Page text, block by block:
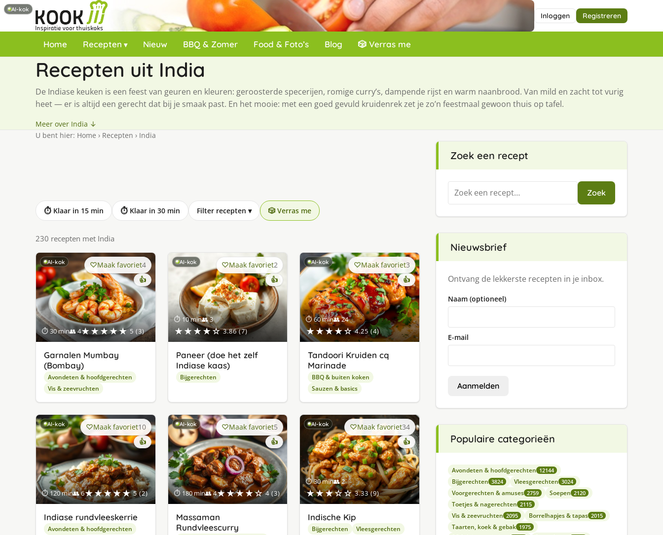
Inloggen Registreren
Home Recepten Nieuw BBQ & Zomer Food & Foto’s Blog 🎲 Verras me
Recepten uit India
De Indiase keuken is een feest van geuren en kleuren: geroosterde specerijen, romige curry’s, dampende rijst en warm naanbrood. Van mild en zacht tot vurig
heet — er is altijd een gerecht dat bij je smaak past. En het mooie: met een goed gevuld kruidenrek zet je zo’n feestmaal gewoon thuis op tafel.
Meer over India ↓
U bent hier: Home › Recepten › India
⏱ Klaar in 15 min ⏱ Klaar in 30 min Filter recepten ▾ 🎲 Verras me
230 recepten met India
AI-kok
⏱ 30 min👥 4★★★★★ 5 (3)
Maak favoriet4
👍
Garnalen Mumbay
(Bombay)
Avondeten & hoofdgerechten
Vis & zeevruchten
AI-kok
⏱ 10 min👥 3
★★★★☆ 3.86 (7)
Maak favoriet2
👍
Paneer (doe het zelf
Indiase kaas)
Bijgerechten
AI-kok
⏱ 60 min👥 24
★★★★☆ 4.25 (4)
Maak favoriet3
👍
Tandoori Kruiden cq
Marinade
BBQ & buiten koken
Sauzen & basics
AI-kok
⏱ 120 min👥 6★★★★★ 5 (2)
Maak favoriet10
👍
Indiase rundvleeskerrie
Avondeten & hoofdgerechten
AI-kok
⏱ 180 min👥 4★★★★☆ 4 (3)
Maak favoriet5
👍
Massaman
Rundvleescurry
AI-kok
⏱ 30 min👥 2
★★★☆☆ 3.33 (9)
Maak favoriet34
👍
Indische Kip
Bijgerechten Vleesgerechten
Zoek een recept
Zoeken
naar:
Zoek
Nieuwsbrief
Ontvang de lekkerste recepten in je inbox.
Naam (optioneel)
E-mail
Aanmelden
Populaire categorieën
Avondeten & hoofdgerechten 12144
Bijgerechten 3824 Vleesgerechten 3024
Voorgerechten & amuses 2759 Soepen 2120
Toetjes & nagerechten 2115
Vis & zeevruchten 2095 Borrelhapjes & tapas 2015
Taarten, koek & gebak 1975
AI-kok